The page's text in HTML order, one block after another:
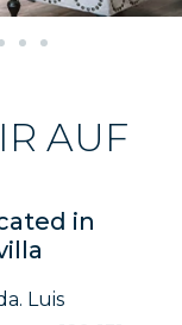
AUF
in
Luis